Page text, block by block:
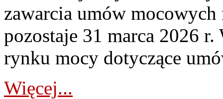
zawarcia umów
pozostaje 31 marca 2026
rynku mocy dotyczące
Więcej...